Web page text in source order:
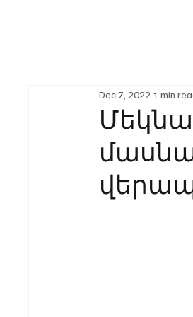
Dec 7, 2022 1 min